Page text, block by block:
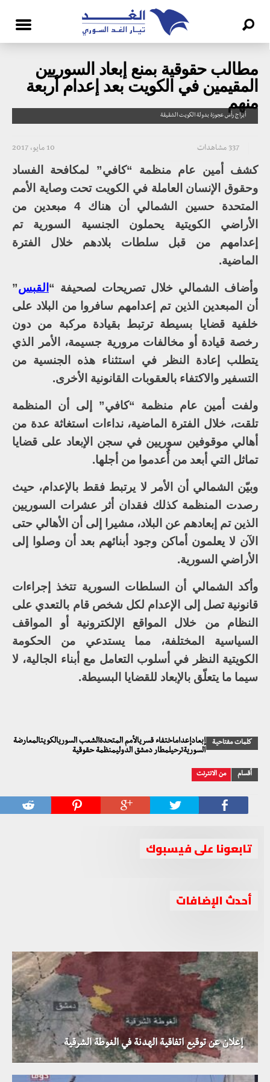
مطالب حقوقية بمنع إبعاد السوريين
المقيمين في الكويت بعد إعدام أربعة
منهم
أبراج رأس عجوزة بدولة الكويت الشقيقة
10 مايو، 2017 337 مشاهدات
كشف أمين عام منظمة “كافي” لمكافحة الفساد
وحقوق الإنسان العاملة في الكويت تحت وصاية الأمم
المتحدة حسين الشمالي أن هناك 4 مبعدين من
الأراضي الكويتية يحملون الجنسية السورية تم
إعدامهم من قبل سلطات بلادهم خلال الفترة
الماضية.
وأضاف الشمالي خلال تصريحات لصحيفة “ القبس”
أن المبعدين الذين تم إعدامهم سافروا من البلاد على
خلفية قضايا بسيطة ترتبط بقيادة مركبة من دون
رخصة قيادة أو مخالفات مرورية جسيمة، الأمر الذي
يتطلب إعادة النظر في استثناء هذه الجنسية من
التسفير والاكتفاء بالعقوبات القانونية الأخرى.
ولفت أمين عام منظمة “كافي” إلى أن المنظمة
تلقت، خلال الفترة الماضية، نداءات استغاثة عدة من
أهالي موقوفين سوريين في سجن الإبعاد على قضايا
تماثل التي أبعد من أُعدموا من أجلها.
وبيّن الشمالي أن الأمر لا يرتبط فقط بالإعدام، حيث
رصدت المنظمة كذلك فقدان أثر عشرات السوريين
الذين تم إبعادهم عن البلاد، مشيرا إلى أن الأهالي حتى
الآن لا يعلمون أماكن وجود أبنائهم بعد أن وصلوا إلى
الأراضي السورية.
وأكد الشمالي أن السلطات السورية تتخذ إجراءات
قانونية تصل إلى الإعدام لكل شخص قام بالتعدي على
النظام من خلال المواقع الإلكترونية أو المواقف
السياسية المختلفة، مما يستدعي من الحكومة
الكويتية النظر في أسلوب التعامل مع أبناء الجالية، لا
سيما ما يتعلّق بالإبعاد للقضايا البسيطة.
كلمات مفتاحية
إبعادإعداماختفاء قسريالأمم المتحدةالشعب السوريالكويتالمعارضة
السوريةترحيلمطار دمشق الدوليمنظمة حقوقية
أقسام من الانترنت
تابعونا على فيسبوك
أحدث الإضافات
دخول قافلة مساعدات أممية لريف حمص الشمالي وداعش
يهاجم مواقع للنظام في الريف الشرقي
إعلان عن توقيع اتفاقية الهدنة في الغوطة الشرقية